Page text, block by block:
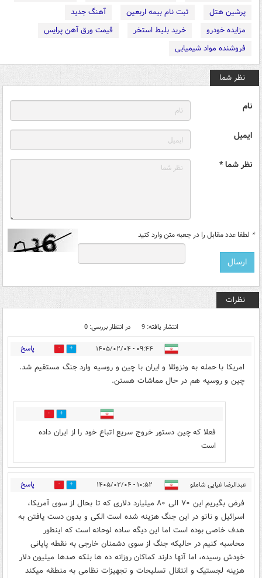
پرشین هتل
ثبت نام بیمه اربعین
آهنگ جدید
مزایده خودرو
خرید بلیط استخر
قیمت ورق آهن پرایس
فروشنده مواد شیمیایی
نظر شما
نام
ایمیل
نظر شما *
* لطفا عدد مقابل را در جعبه متن وارد کنید
نظرات
انتشار یافته: 9 در انتظار بررسی: 0
۰۹:۴۴ - ۱۴۰۵/۰۲/۰۴ 2 پاسخ
امریکا با حمله به ونزوئلا و ایران با چین و روسیه وارد جنگ مستقیم شد.
چین و روسیه هم در حال مماشات هستن.
0
فعلا که چین دستور خروج سریع اتباع خود را از ایران داده
است
عبدالرضا غیایی شاملو ۱۰:۵۲ - ۱۴۰۵/۰۲/۰۴ 1 پاسخ
فرض بگیریم این ۷۰ الی ۸۰ میلیارد دلاری که تا بحال از سوی آمریکا،
اسرائیل و ناتو در این جنگ هزینه شده است الکی و بدون دست یافتن به
هدف خاصی بوده است اما این دیگه ساده لوحانه است که اینطور
محاسبه کنیم در حالیکه جنگ از سوی دشمنان خارجی به نقطه پایانی
خودش رسیده، اما آنها دارند کماکان روزانه ده ها بلکه صدها میلیون دلار
هزینه لجستیک و انتقال تسلیحات و تجهیزات نظامی به منطقه میکند